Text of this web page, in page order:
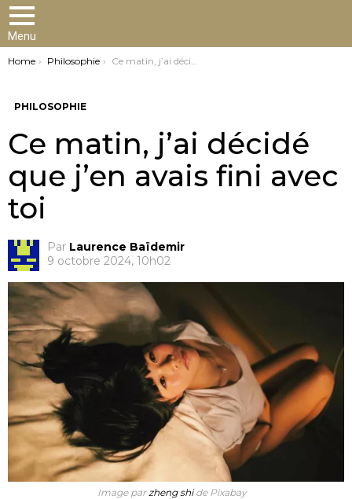
Menu
You are here:
Home Philosophie Ce matin, j’ai décidé que j’en avais fini avec toi
PHILOSOPHIE
Ce matin, j’ai décidé
que j’en avais fini avec
toi
Par Laurence Baïdemir
9 octobre 2024, 10h02
Image parzheng shide Pixabay